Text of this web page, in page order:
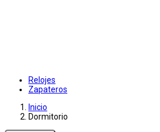
Relojes
Zapateros
Inicio
Dormitorio